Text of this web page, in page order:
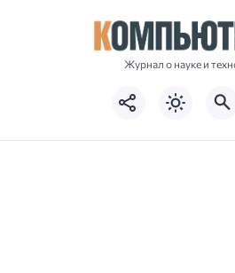
Журнал о науке и